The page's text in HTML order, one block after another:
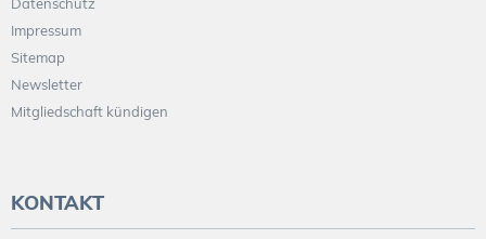
Datenschutz
Impressum
Sitemap
Newsletter
Mitgliedschaft kündigen
KONTAKT